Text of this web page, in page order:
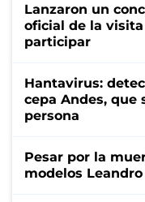
Lanzaron un
oficial de la visita
participar
Hantavirus:
cepa Andes, que
persona
Pesar por la
modelos Leandro